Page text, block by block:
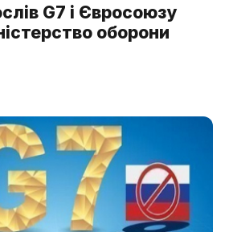
G7 і Євросоюзу
оборони